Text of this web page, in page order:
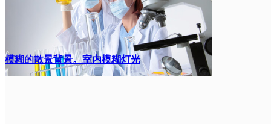
模糊的散景背景。室内模糊灯光